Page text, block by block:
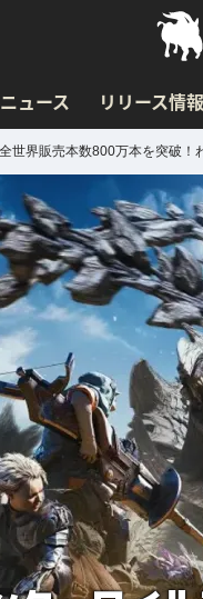
ュース リリース情報
世界販売本数800万本を突破！